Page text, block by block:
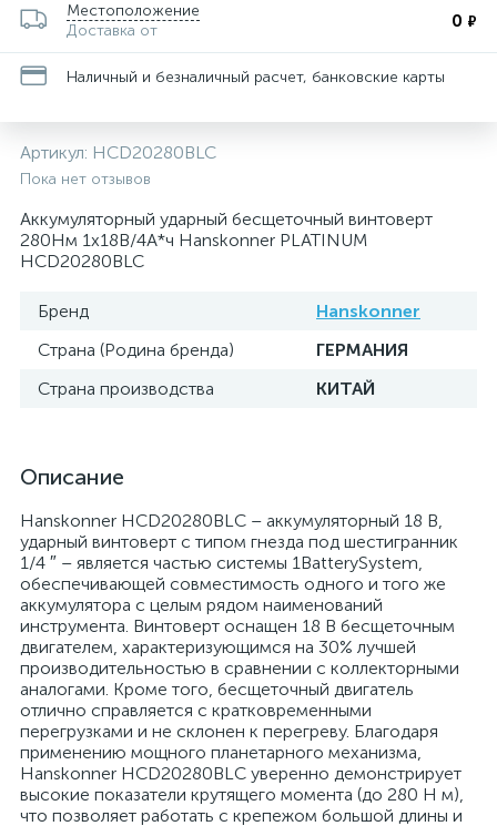
Местоположение
Доставка от
0 ₽
Наличный и безналичный расчет, банковские карты
Артикул: HCD20280BLC
Пока нет отзывов
Аккумуляторный ударный бесщеточный винтоверт
280Нм 1х18В/4А*ч Hanskonner PLATINUM
HCD20280BLC
Бренд
Hanskonner
Страна (Родина бренда)
ГЕРМАНИЯ
Страна производства
КИТАЙ
Описание
Hanskonner HCD20280BLС – аккумуляторный 18 В,
ударный винтоверт с типом гнезда под шестигранник
1/4 ″ – является частью системы 1BatterySystem,
обеспечивающей совместимость одного и того же
аккумулятора с целым рядом наименований
инструмента. Винтоверт оснащен 18 В бесщеточным
двигателем, характеризующимся на 30% лучшей
производительностью в сравнении с коллекторными
аналогами. Кроме того, бесщеточный двигатель
отлично справляется с кратковременными
перегрузками и не склонен к перегреву. Благодаря
применению мощного планетарного механизма,
Hanskonner HCD20280BLС уверенно демонстрирует
высокие показатели крутящего момента (до 280 Н м),
что позволяет работать с крепежом большой длины и